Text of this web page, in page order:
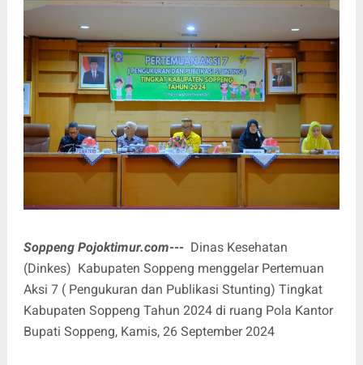
Soppeng Pojoktimur.com---Dinas Kesehatan
(Dinkes) Kabupaten Soppeng menggelar Pertemuan
Aksi 7 ( Pengukuran dan Publikasi Stunting) Tingkat
Kabupaten Soppeng Tahun 2024 di ruang Pola Kantor
Bupati Soppeng, Kamis, 26 September 2024